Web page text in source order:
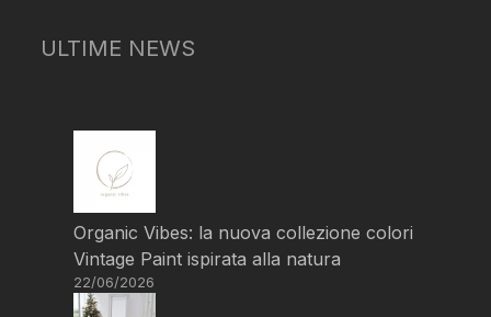
ULTIME NEWS
Organic Vibes: la nuova collezione colori
Vintage Paint ispirata alla natura
22/06/2026